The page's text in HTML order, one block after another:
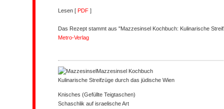
Lesen [ PDF ]
Das Rezept stammt aus "Mazzesinsel Kochbuch: Kulinarische
Metro-Verlag
Mazzesinsel Kochbuch
Kulinarische Streifzüge durch das jüdische Wien
Knisches (Gefüllte Teigtaschen)
Schaschlik auf israelische Art